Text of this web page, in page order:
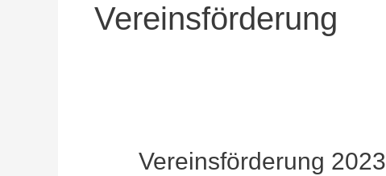
Vereinsförderung
Vereinsförderung 2023